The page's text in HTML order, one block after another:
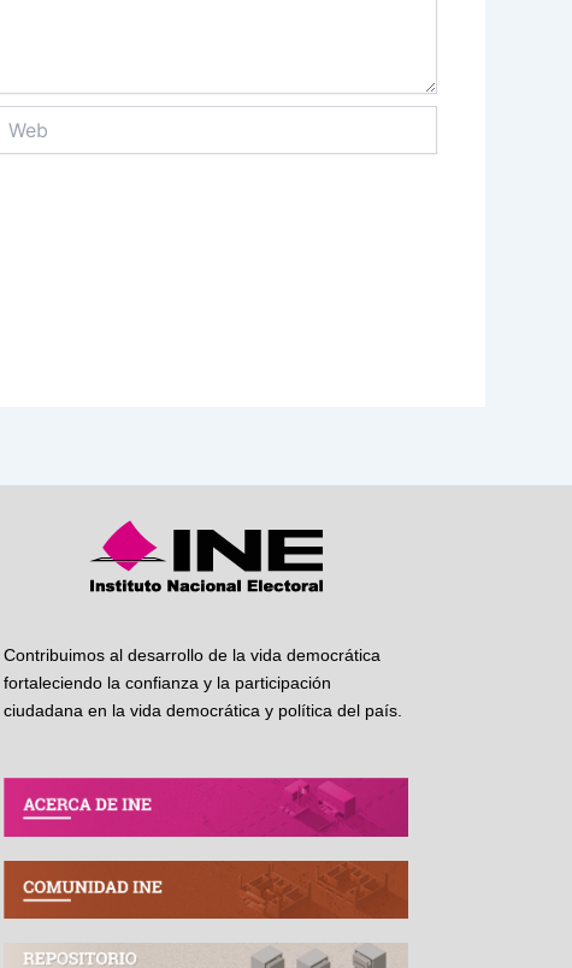
Contribuimos al desarrollo de la vida democrática
fortaleciendo la confianza y la participación
ciudadana en la vida democrática y política del país.